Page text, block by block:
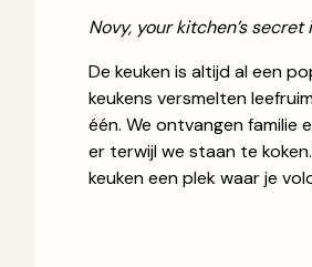
Novy, your kitchen’s
De keuken is altijd al een
keukens versmelten
één. We ontvangen familie
er terwijl we staan te
keuken een plek waar je